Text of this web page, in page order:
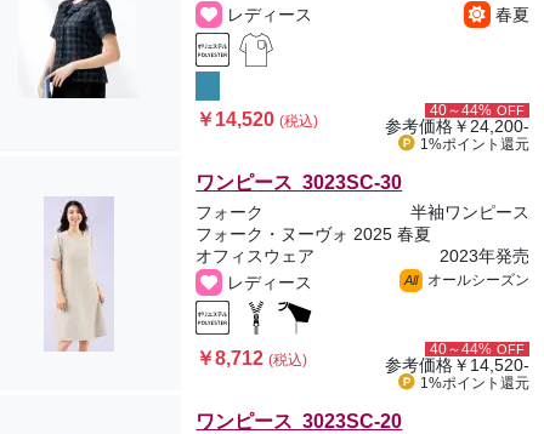
レディース
春夏
￥14,520(税込)
40～44% OFF
参考価格￥24,200-
1%ポイント 還元
ワンピース 3023SC-30
フォーク
半袖ワンピース
フォーク・ヌーヴォ 2025 春夏
オフィスウェア
2023年発売
レディース
All オールシーズン
￥8,712(税込)
40～44% OFF
参考価格￥14,520-
1%ポイント 還元
ワンピース 3023SC-20